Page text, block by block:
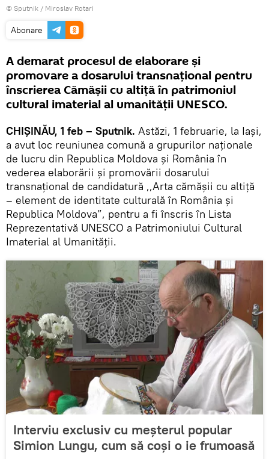
© Sputnik / Miroslav Rotari
Abonare
A demarat procesul de elaborare și
promovare a dosarului transnațional pentru
înscrierea Cămășii cu altiță în patrimoniul
cultural imaterial al umanității UNESCO.
CHIȘINĂU, 1 feb – Sputnik. Astăzi, 1 februarie, la Iaşi,
a avut loc reuniunea comună a grupurilor naţionale
de lucru din Republica Moldova şi România în
vederea elaborării şi promovării dosarului
transnaţional de candidatură ,,Arta cămășii cu altiță
– element de identitate culturală în România și
Republica Moldova”, pentru a fi înscris în Lista
Reprezentativă UNESCO a Patrimoniului Cultural
Imaterial al Umanităţii.
Interviu exclusiv cu meșterul popular
Simion Lungu, cum să coși o ie frumoasă